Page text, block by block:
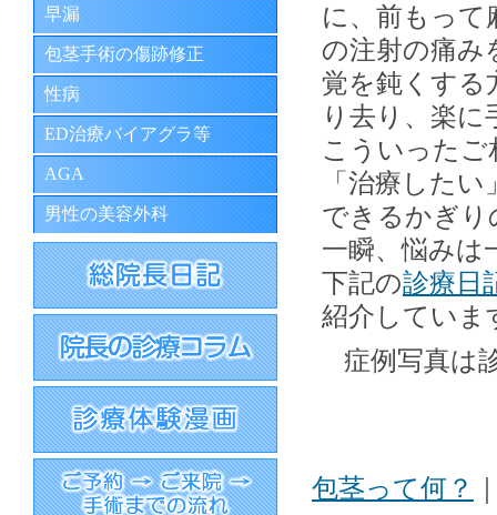
に、前もって
の注射の痛み
覚を鈍くする
り去り、楽
こういった
「治療した
できるかぎり
一瞬、悩みは
下記の診療日
紹介していま
症例写真は
包茎って何？
早漏
包茎手術の傷跡修正
性病
ED治療バイアグラ等
AGA
男性の美容外科